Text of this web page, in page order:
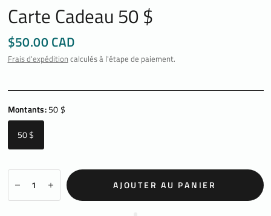
Carte Cadeau 50 $
$50.00 CAD
Frais d'expédition calculés à l'étape de paiement.
Montants: 50 $
50 $
AJOUTER AU PANIER